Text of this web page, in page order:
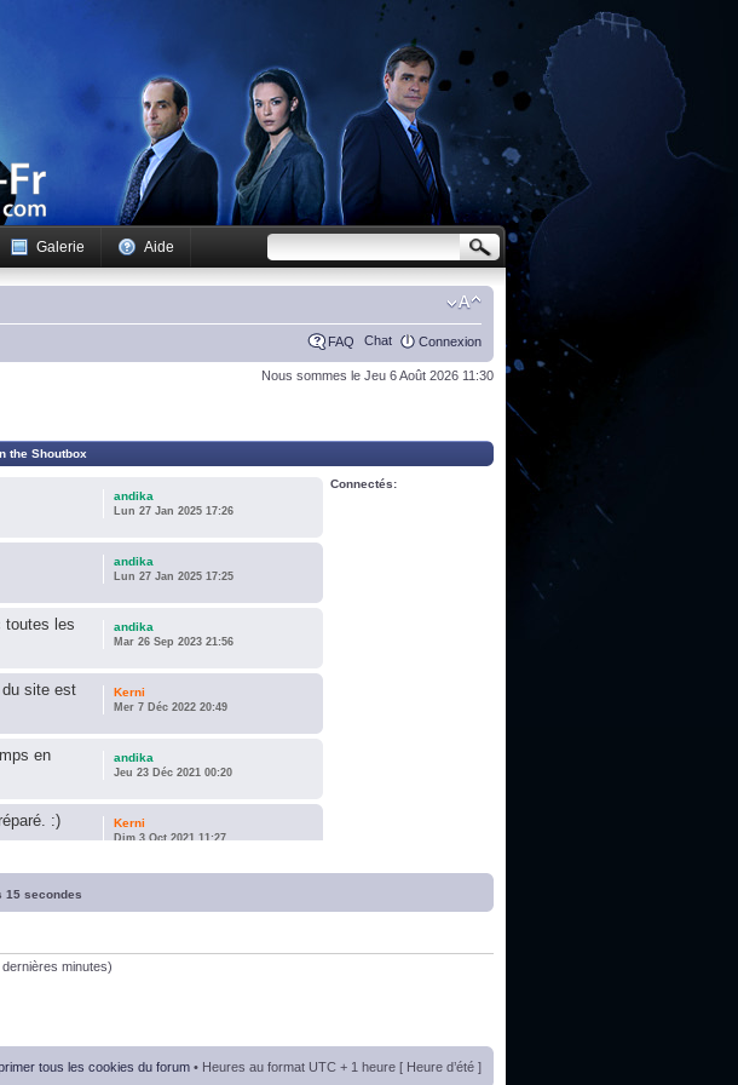
Galerie Aide
FAQ Chat Connexion
Nous sommes le Jeu 6 Août 2026 11:30
the Shoutbox
andika
Lun 27 Jan 2025 17:26
andika
Lun 27 Jan 2025 17:25
toutes les
andika
Mar 26 Sep 2023 21:56
site est
Kerni
Mer 7 Déc 2022 20:49
en
andika
Jeu 23 Déc 2021 00:20
:) Kerni
Dim 3 Oct 2021 11:27
et 8 ! andika
Connectés:
15 secondes
minutes)
tous les cookies du forum • Heures au format UTC + 1 heure [ Heure d’été ]